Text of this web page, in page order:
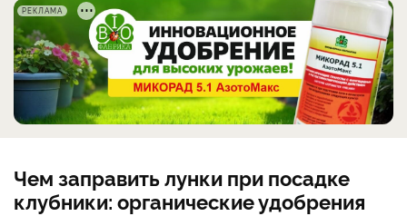
РЕКЛАМА
Чем заправить лунки при посадке
клубники: органические удобрения